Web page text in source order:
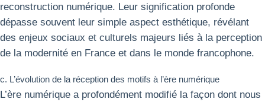
reconstruction numérique. Leur signification profonde
dépasse souvent leur simple aspect esthétique, révélant
des enjeux sociaux et culturels majeurs liés à la perception
de la modernité en France et dans le monde francophone.
c. L’évolution de la réception des motifs à l’ère numérique
L’ère numérique a profondément modifié la façon dont nous